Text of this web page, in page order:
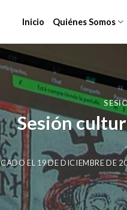
Inicio Quiénes Somos
Sesión
EL 19 DE DICIEMBRE DE